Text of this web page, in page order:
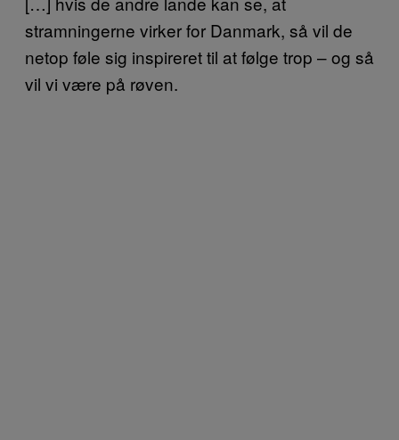
stramningerne virker for Danmark, så vil de
netop føle sig inspireret til at følge trop – og så
vil vi være på røven.